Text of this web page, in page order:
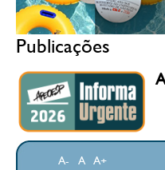
Publicações
A- A A+